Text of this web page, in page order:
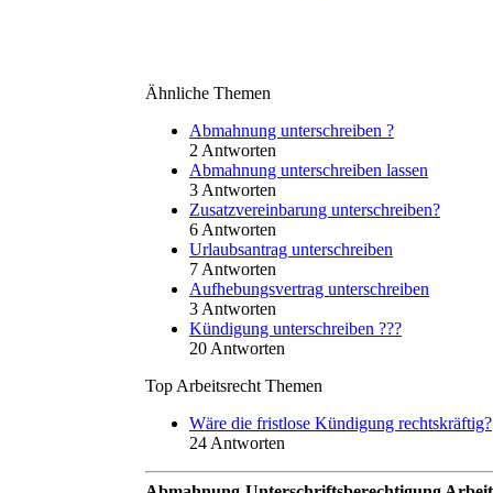
Ähnliche Themen
Abmahnung unterschreiben ?
2 Antworten
Abmahnung unterschreiben lassen
3 Antworten
Zusatzvereinbarung unterschreiben?
6 Antworten
Urlaubsantrag unterschreiben
7 Antworten
Aufhebungsvertrag unterschreiben
3 Antworten
Kündigung unterschreiben ???
20 Antworten
Top Arbeitsrecht Themen
Wäre die fristlose Kündigung rechtskräftig?
24 Antworten